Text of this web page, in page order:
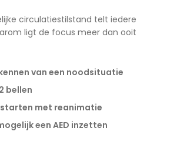
circulatiestilstand telt iedere
ligt de focus meer dan ooit
van een noodsituatie
bellen
met reanimatie
een AED inzetten